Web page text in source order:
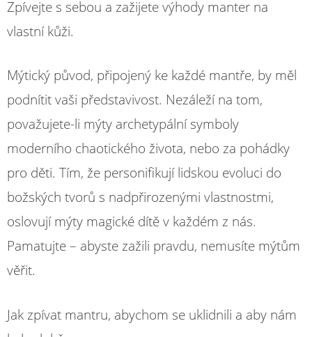
Zpívejte s sebou a zažijete výhody manter na
vlastní kůži.
Mýtický původ, připojený ke každé mantře, by měl
podnítit vaši představivost. Nezáleží na tom,
považujete-li mýty archetypální symboly
moderního chaotického života, nebo za pohádky
pro děti. Tím, že personifikují lidskou evoluci do
božských tvorů s nadpřirozenými vlastnostmi,
oslovují mýty magické dítě v každém z nás.
Pamatujte – abyste zažili pravdu, nemusíte mýtům
věřit.
Jak zpívat mantru, abychom se uklidnili a aby nám